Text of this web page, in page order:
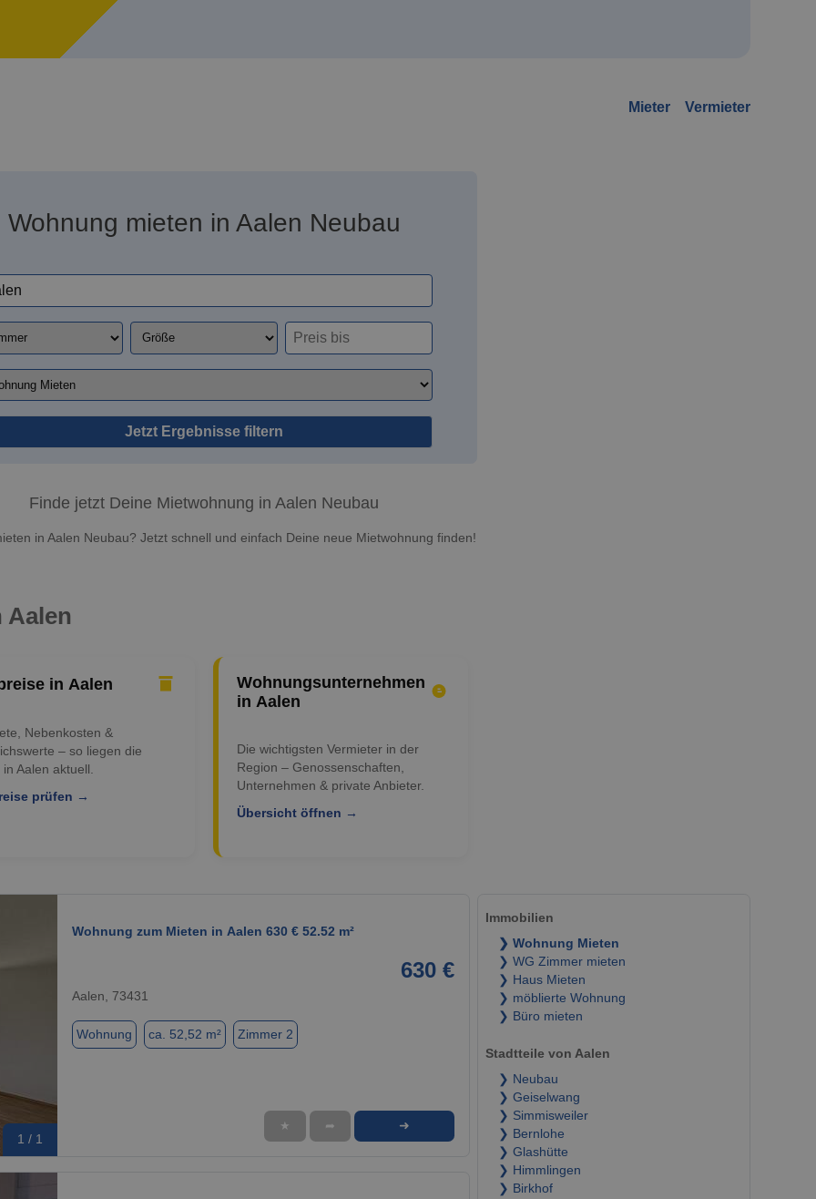
Mieter Vermieter
Wohnung mieten in Aalen Neubau
Jetzt Ergebnisse filtern
Finde jetzt Deine Mietwohnung in Aalen Neubau
in Aalen Neubau? Jetzt schnell und einfach Deine neue Mietwohnung finden!
Aalen
in Aalen
Nebenkosten &
– so liegen die
Aalen aktuell.
prüfen →
Wohnungsunternehmen
in Aalen
Die wichtigsten Vermieter in der
Region – Genossenschaften,
Unternehmen & private Anbieter.
Übersicht öffnen →
1 / 1
Wohnung zum Mieten in Aalen 630 € 52.52 m²
630 €
Aalen, 73431
Wohnung ca. 52,52 m² Zimmer 2
★ ➦ ➜
Immobilien
❯ Wohnung Mieten
❯ WG Zimmer mieten
❯ Haus Mieten
❯ möblierte Wohnung
❯ Büro mieten
Stadtteile von Aalen
❯ Neubau
❯ Geiselwang
❯ Simmisweiler
❯ Bernlohe
❯ Glashütte
❯ Himmlingen
❯ Birkhof